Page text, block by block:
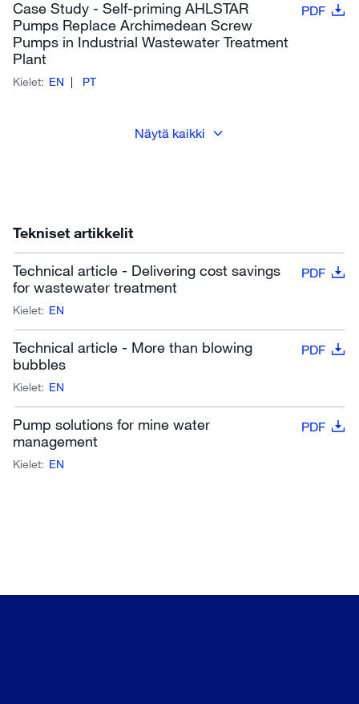
Case Study - Self-priming AHLSTAR
Pumps Replace Archimedean Screw
Pumps in Industrial Wastewater Treatment
Plant
PDF
Kielet: EN PT
Näytä kaikki
Tekniset artikkelit
Technical article - Delivering cost savings
for wastewater treatment
PDF
Kielet: EN
Technical article - More than blowing
bubbles
PDF
Kielet: EN
Pump solutions for mine water
management
PDF
Kielet: EN